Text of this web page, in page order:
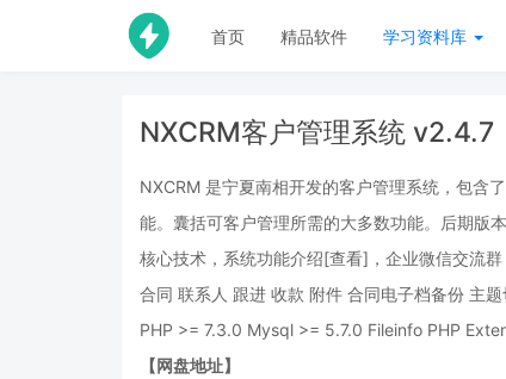
首页 精品软件 学习资料库
NXCRM客户管理系统 v2.4.7
NXCRM 是宁夏南相开发的客户管理系统，包含
能。囊括可客户管理所需的大多数功能。后期版
核心技术，系统功能介绍[查看]，企业微信交流
合同 联系人 跟进 收款 附件 合同电子档备份 主
PHP >= 7.3.0 Mysql >= 5.7.0 Fileinfo PHP
【网盘地址】